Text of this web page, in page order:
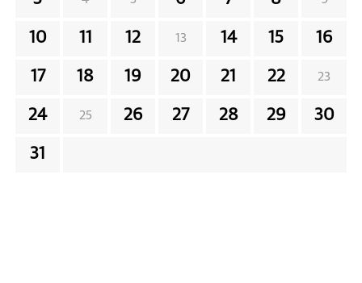
10 11 12 13 14 15 16
17 18 19 20 21 22 23
24 25 26 27 28 29 30
31